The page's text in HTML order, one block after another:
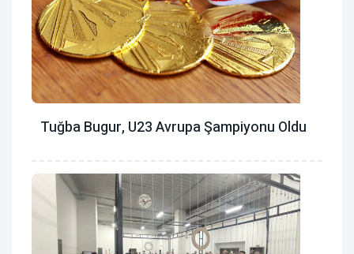
Tuğba Bugur, U23 Avrupa Şampiyonu Oldu